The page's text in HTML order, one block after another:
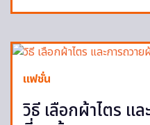
แฟชั่น
วิธี เลือกผ้าไตร แ